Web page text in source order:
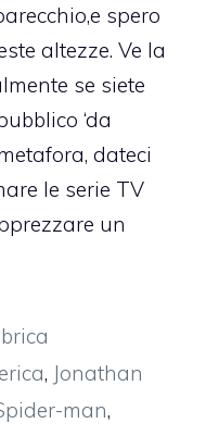
spero
altezze. Ve la
se siete
‘da
dateci
le serie TV
un
, Jonathan
man,